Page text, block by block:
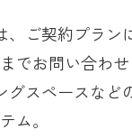
ご契約プラン
でお問い合わせ
スペースなど
ム。